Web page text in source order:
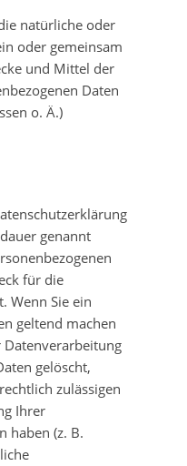
natürliche oder
oder gemeinsam
und Mittel der
Daten
o. Ä.)
genannt
für die
Wenn Sie ein
geltend machen
gelöscht,
zulässigen
Ihrer
haben (z. B.